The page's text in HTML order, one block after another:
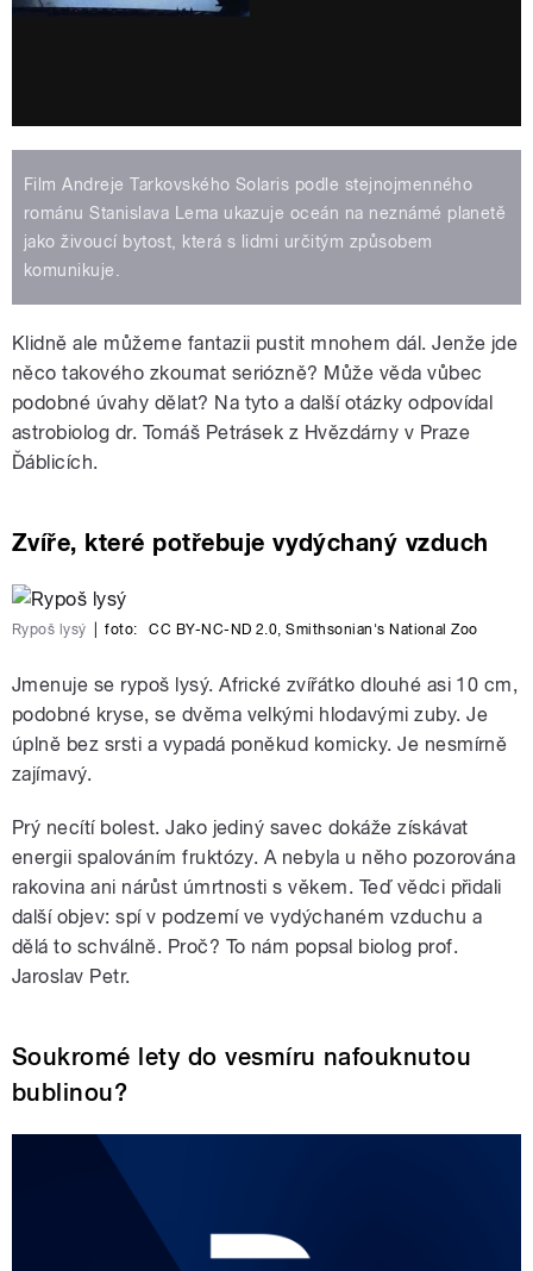
Film Andreje Tarkovského Solaris podle stejnojmenného
románu Stanislava Lema ukazuje oceán na neznámé planetě
jako živoucí bytost, která s lidmi určitým způsobem
komunikuje.
Klidně ale můžeme fantazii pustit mnohem dál. Jenže jde
něco takového zkoumat seriózně? Může věda vůbec
podobné úvahy dělat? Na tyto a další otázky odpovídal
astrobiolog dr. Tomáš Petrásek z Hvězdárny v Praze
Ďáblicích.
Zvíře, které potřebuje vydýchaný vzduch
Rypoš lysý foto: CC BY-NC-ND 2.0,Smithsonian's National Zoo
Jmenuje se rypoš lysý. Africké zvířátko dlouhé asi 10 cm,
podobné kryse, se dvěma velkými hlodavými zuby. Je
úplně bez srsti a vypadá poněkud komicky. Je nesmírně
zajímavý.
Prý necítí bolest. Jako jediný savec dokáže získávat
energii spalováním fruktózy. A nebyla u něho pozorována
rakovina ani nárůst úmrtnosti s věkem. Teď vědci přidali
další objev: spí v podzemí ve vydýchaném vzduchu a
dělá to schválně. Proč? To nám popsal biolog prof.
Jaroslav Petr.
Soukromé lety do vesmíru nafouknutou
bublinou?